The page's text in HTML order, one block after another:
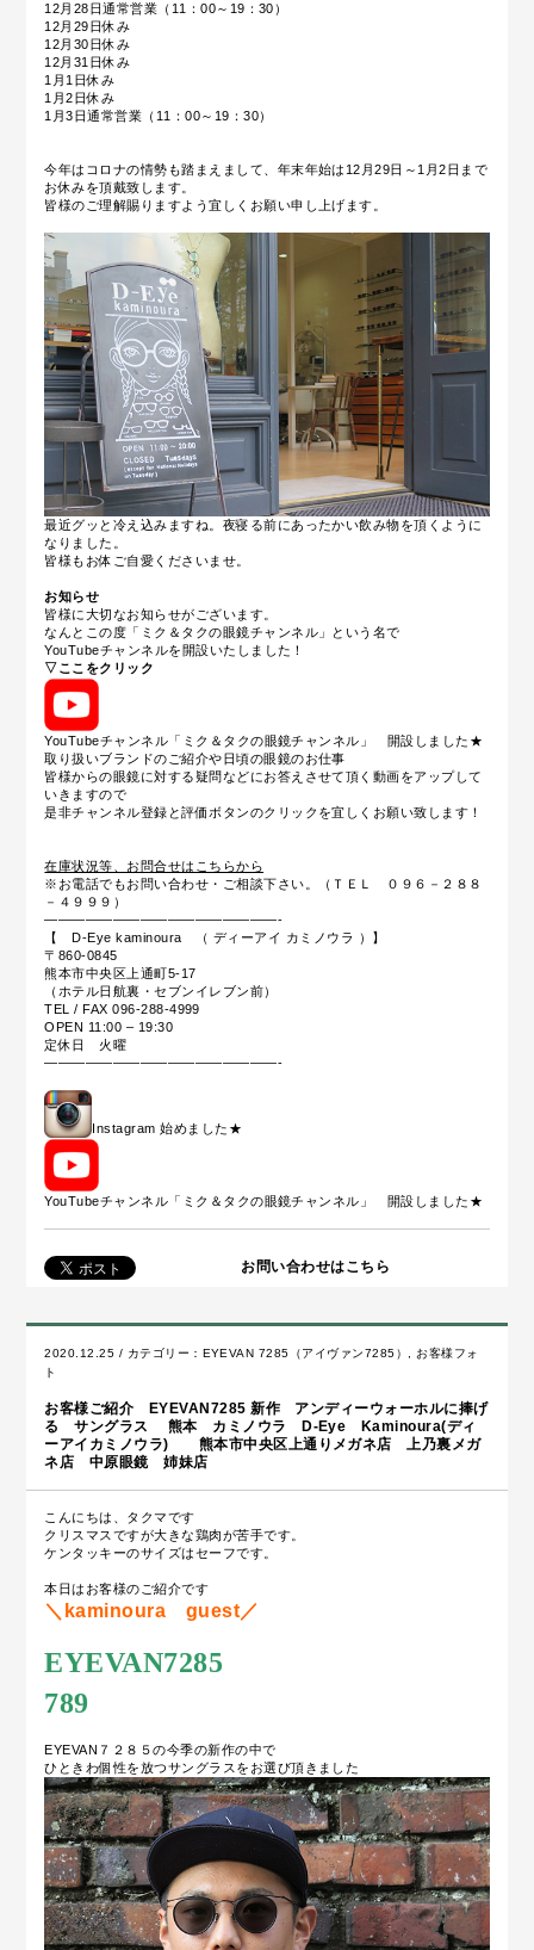
12月28日通常営業（11：00～19：30）
12月29日休み
12月30日休み
12月31日休み
1月1日休み
1月2日休み
1月3日通常営業（11：00～19：30）
今年はコロナの情勢も踏まえまして、年末年始は12月29日～1月2日まで
お休みを頂戴致します。
皆様のご理解賜りますよう宜しくお願い申し上げます。
最近グッと冷え込みますね。夜寝る前にあったかい飲み物を頂くように
なりました。
皆様もお体ご自愛くださいませ。
お知らせ
皆様に大切なお知らせがございます。
なんとこの度「ミク＆タクの眼鏡チャンネル」という名で
YouTubeチャンネルを開設いたしました！
▽ここをクリック
YouTubeチャンネル「ミク＆タクの眼鏡チャンネル」 開設しました★
取り扱いブランドのご紹介や日頃の眼鏡のお仕事
皆様からの眼鏡に対する疑問などにお答えさせて頂く動画をアップして
いきますので
是非チャンネル登録と評価ボタンのクリックを宜しくお願い致します！
在庫状況等、お問合せはこちらから
※お電話でもお問い合わせ・ご相談下さい。（ＴＥＬ ０９６－２８８
－４９９９）
—————————————————-
【 D-Eye kaminoura （ ディーアイ カミノウラ ）】
〒860-0845
熊本市中央区上通町5-17
（ホテル日航裏・セブンイレブン前）
TEL / FAX 096-288-4999
OPEN 11:00 – 19:30
定休日 火曜
—————————————————-
Instagram 始めました ★
YouTubeチャンネル「ミク＆タクの眼鏡チャンネル」 開設しました★
お問い合わせはこちら
2020.12.25 / カテゴリー： EYEVAN 7285（アイヴァン7285）
お客様フォ
ト
お客様ご紹介 EYEVAN7285 新作 アンディーウォーホルに捧げ
る サングラス 熊本 カミノウラ D-Eye Kaminoura(ディ
ーアイカミノウラ) 熊本市中央区上通りメガネ店 上乃裏メガ
ネ店 中原眼鏡 姉妹店
こんにちは、タクマです
クリスマスですが大きな鶏肉が苦手です。
ケンタッキーのサイズはセーフです。
本日はお客様のご紹介です
＼kaminoura guest／
EYEVAN7285
789
EYEVAN７２８５の今季の新作の中で
ひときわ個性を放つサングラスをお選び頂きました